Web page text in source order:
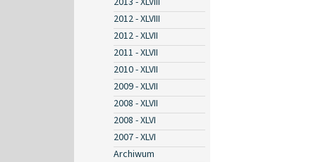
2012 - XLVIII
2012 - XLVII
2011 - XLVII
2010 - XLVII
2009 - XLVII
2008 - XLVII
2008 - XLVI
2007 - XLVI
Archiwum